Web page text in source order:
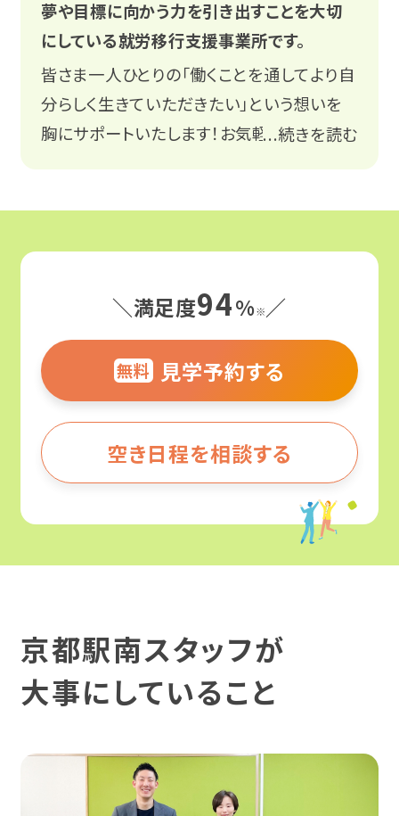
関係機関の皆様 Q&A
プライバシーポリシー LINE
就労移行支援ってなんだろう？
就労移行支援と就労継続支援の違いとは？
何ができる場所なの？
どんな人がサポートしてくれるの？
どんな人が利用してるの？
利用手続き
就労移行支援
カリキュラム
企業インターン
復職支援
就労定着支援
就労選択支援
障害のある方の就職事例
そのひとりのストーリー
身体障害
知的障害
難病
事業所を探す
福島
関東
お役立ちコラム・イベント
精神障害と仕事
夢や目標に向かう力を引き出すことを大切
にしている就労移行支援事業所です。
皆さま一人ひとりの「働くことを通してより自
分らしく生きていただきたい」という想いを
胸にサポートいたします！お気軽にお問い合
...続きを読む
＼満足度94%※／
無料 見学予約する
空き日程を相談する
京都駅南スタッフが
大事にしていること